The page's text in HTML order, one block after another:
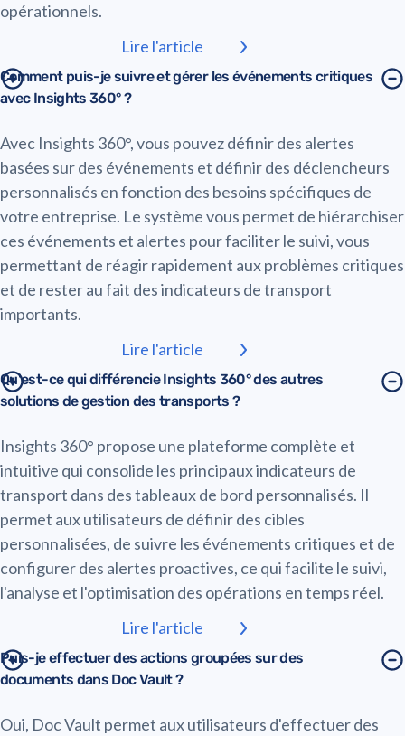
opérationnels.
Lire l'article
Comment puis-je suivre et gérer les événements critiques
avec Insights 360° ?
Avec Insights 360°, vous pouvez définir des alertes
basées sur des événements et définir des déclencheurs
personnalisés en fonction des besoins spécifiques de
votre entreprise. Le système vous permet de hiérarchiser
ces événements et alertes pour faciliter le suivi, vous
permettant de réagir rapidement aux problèmes critiques
et de rester au fait des indicateurs de transport
importants.
Lire l'article
Qu'est-ce qui différencie Insights 360° des autres
solutions de gestion des transports ?
Insights 360° propose une plateforme complète et
intuitive qui consolide les principaux indicateurs de
transport dans des tableaux de bord personnalisés. Il
permet aux utilisateurs de définir des cibles
personnalisées, de suivre les événements critiques et de
configurer des alertes proactives, ce qui facilite le suivi,
l'analyse et l'optimisation des opérations en temps réel.
Lire l'article
Puis-je effectuer des actions groupées sur des
documents dans Doc Vault ?
Oui, Doc Vault permet aux utilisateurs d'effectuer des